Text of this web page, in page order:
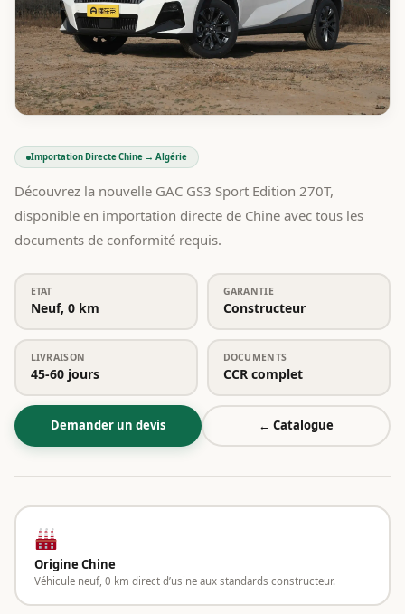
Importation Directe Chine → Algérie
Découvrez la nouvelle GAC GS3 Sport Edition 270T,
disponible en importation directe de Chine avec tous les
documents de conformité requis.
ETAT
Neuf, 0 km
GARANTIE
Constructeur
LIVRAISON
45-60 jours
DOCUMENTS
CCR complet
Demander un devis ← Catalogue
Origine Chine
Véhicule neuf, 0 km direct d’usine aux standards constructeur.